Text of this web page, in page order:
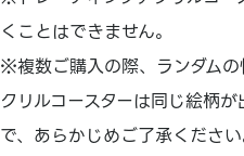
くことはできません。
※複数ご購入の際、ランダム
クリルコースターは同じ絵柄
で、あらかじめご了承ください